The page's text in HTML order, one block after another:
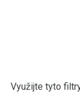
Využijte tyto